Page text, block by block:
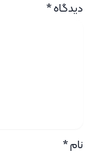
دیدگاه*
نام*